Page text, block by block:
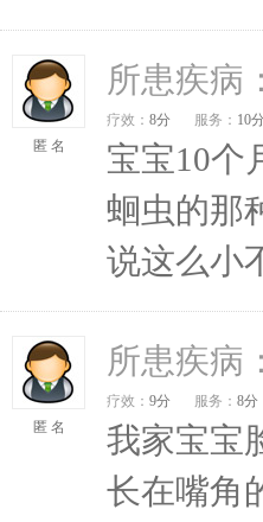
匿 名
所患疾病：
疗效： 8分 服务： 10
宝宝10个
蛔虫的那
说这么小
匿 名
所患疾病：
疗效： 9分 服务： 8分
我家宝宝
长在嘴角